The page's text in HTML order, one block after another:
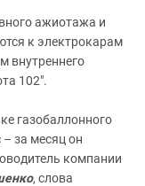
ажиотажа и
к электрокарам
внутреннего
102".
газобаллонного
за месяц он
компании
, слова